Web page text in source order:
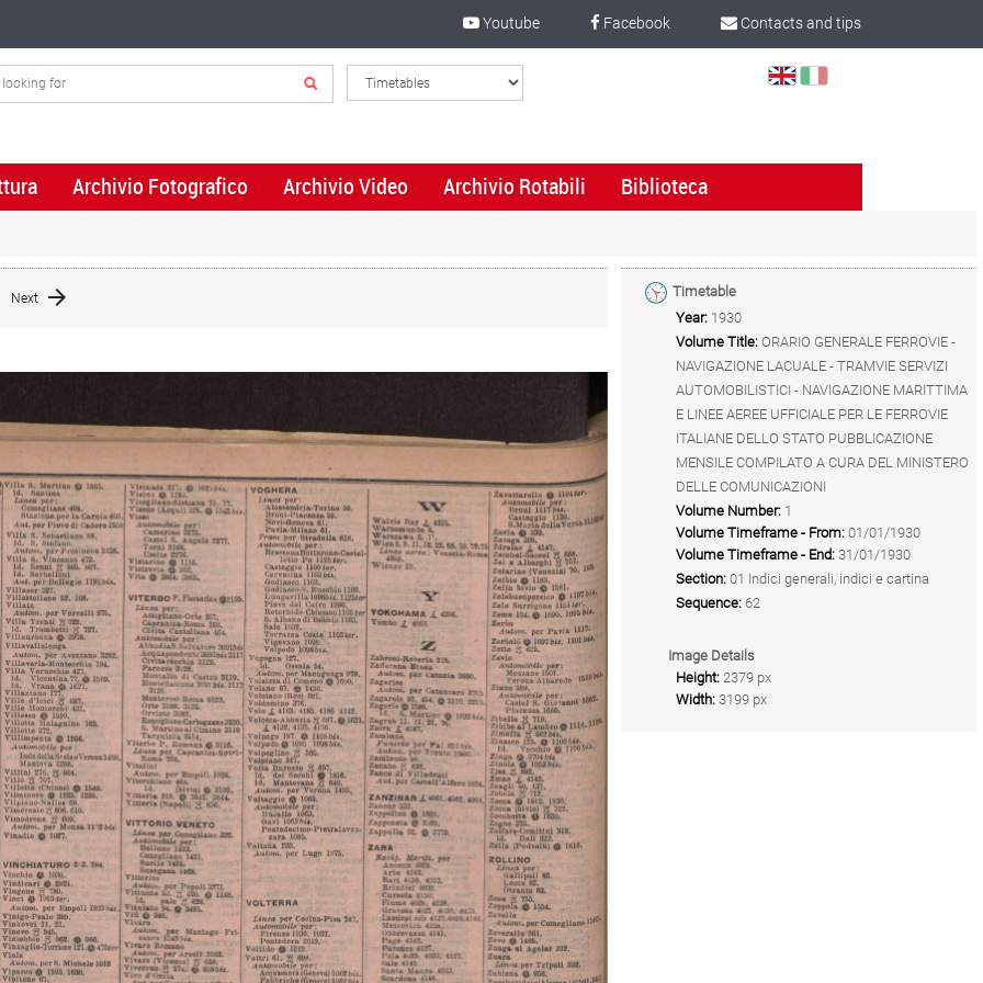
Contacts and tips
Facebook
Youtube
Select
Archivio Fotografico Archivio Video Archivio Rotabili Biblioteca
Next
Timetable
Year: 1930
Volume Title: ORARIO GENERALE FERROVIE -
NAVIGAZIONE LACUALE - TRAMVIE SERVIZI
AUTOMOBILISTICI - NAVIGAZIONE MARITTIMA
E LINEE AEREE UFFICIALE PER LE FERROVIE
ITALIANE DELLO STATO PUBBLICAZIONE
MENSILE COMPILATO A CURA DEL MINISTERO
DELLE COMUNICAZIONI
Volume Number: 1
Volume Timeframe - From: 01/01/1930
Volume Timeframe - End: 31/01/1930
Section: 01 Indici generali, indici e cartina
Sequence: 62
Image Details
Height: 2379 px
Width: 3199 px